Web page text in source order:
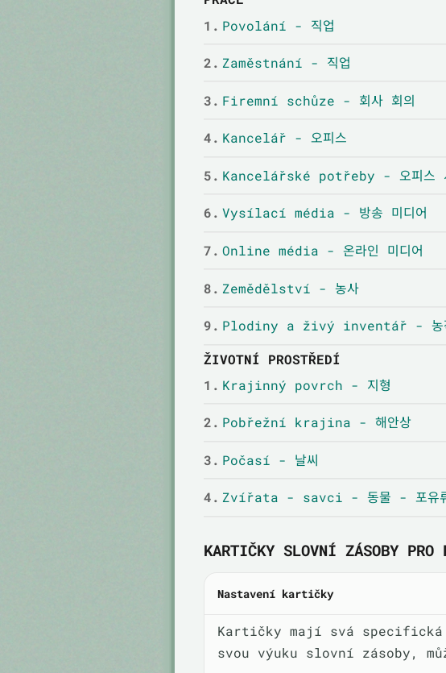
1. Povolání - 직업
2. Zaměstnání - 직업
3. Firemní schůze - 회사 회의
4. Kancelář - 오피스
5. Kancelářské potřeby - 오피스
6. Vysílací média - 방송 미디어
7. Online média - 온라인 미디어
8. Zemědělství - 농사
9. Plodiny a živý inventář - 농작
ŽIVOTNÍ PROSTŘEDÍ
1. Krajinný povrch - 지형
2. Pobřežní krajina - 해안상
3. Počasí - 날씨
4. Zvířata - savci - 동물 - 포유
KARTIČKY SLOVNÍ ZÁSOBY
Nastavení kartičky
Kartičky mají svá
svou výuku slovní zásoby,